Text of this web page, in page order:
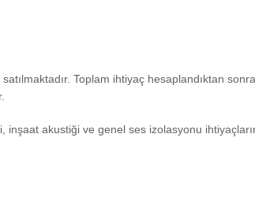
Toplam ihtiyaç hesaplandıktan
akustiği ve genel ses izolasyonu